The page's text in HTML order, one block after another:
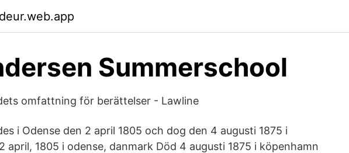
Summerschool
omfattning för berättelser - Lawline
i Odense den 2 april 1805 och dog den 4 augusti 1875 i
april, 1805 i odense, danmark Död 4 augusti 1875 i köpenhamn